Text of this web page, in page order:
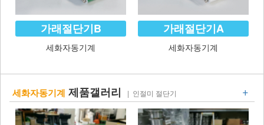
가래절단기B
세화자동기계
가래절단기A
세화자동기계
세화자동기계 제품갤러리 | 인절미 절단기 +